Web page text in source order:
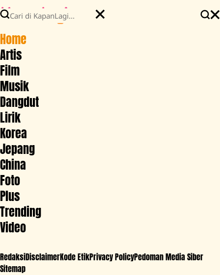
Home
Artis
Film
Musik
Dangdut
Lirik
Korea
Jepang
China
Foto
Plus
Trending
Video
RedaksiDisclaimerKode EtikPrivacy PolicyPedoman Media Siber
Sitemap